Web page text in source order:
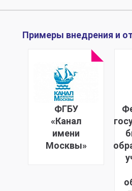
Примеры внедрения и
ФГБУ
«Канал
имени
Москвы»